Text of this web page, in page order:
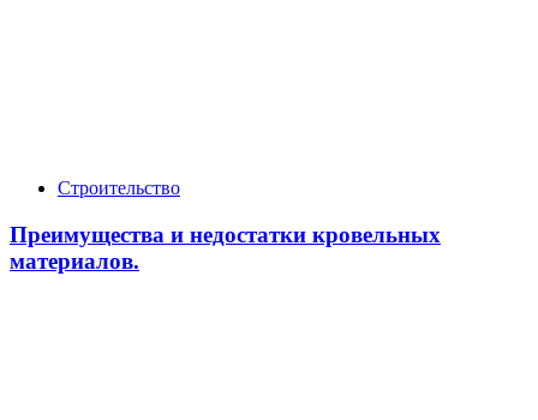
Строительство
Преимущества и недостатки кровельных
материалов.